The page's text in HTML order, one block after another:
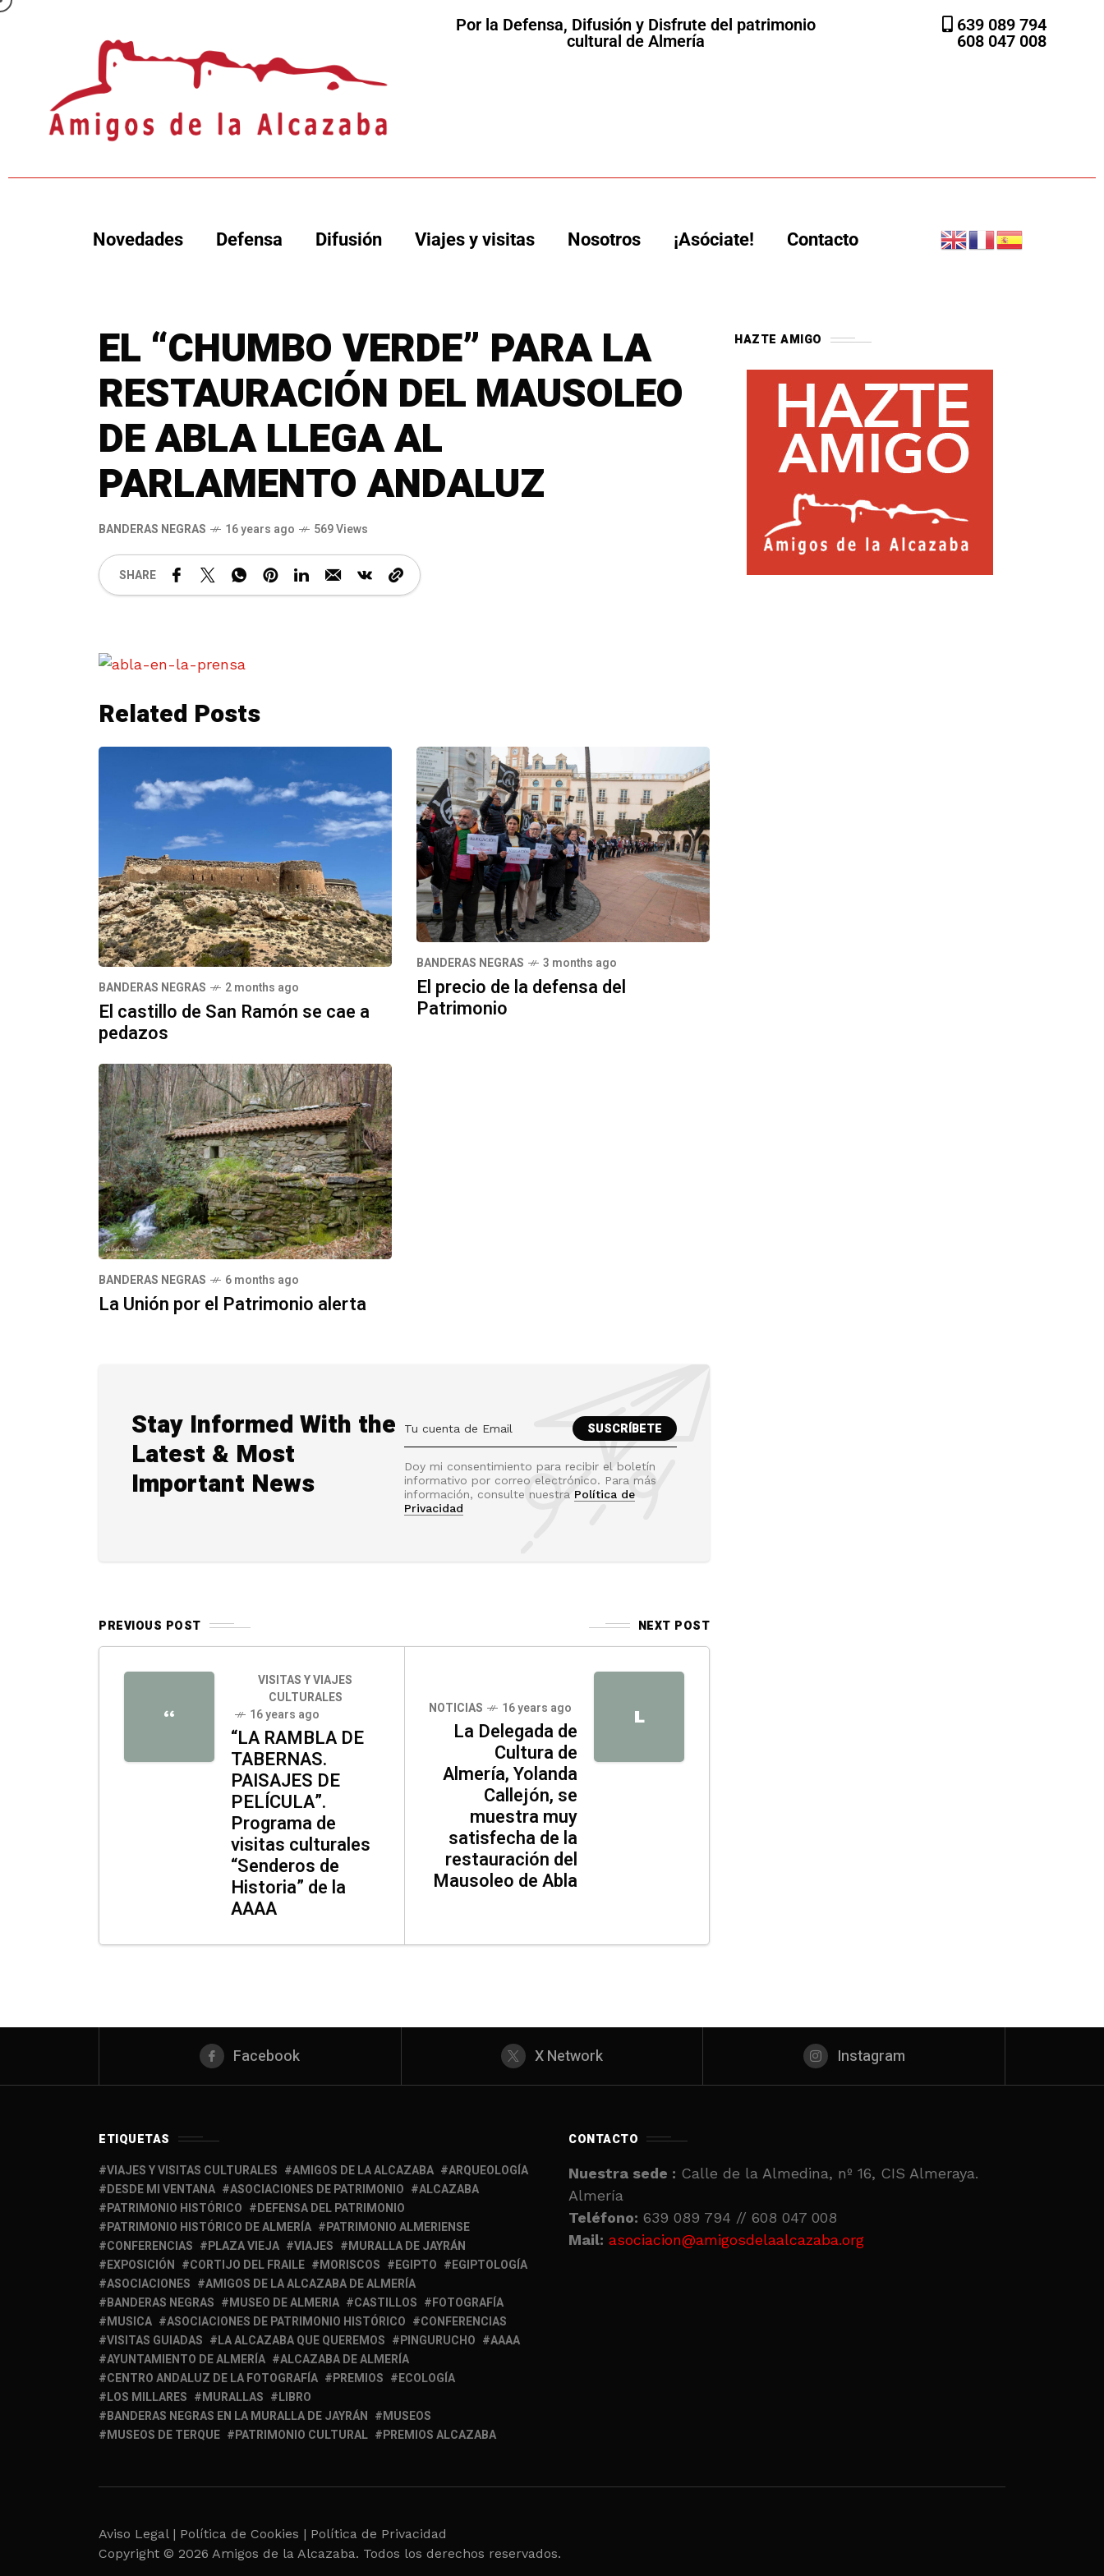
Por la Defensa, Difusión y Disfrute del patrimonio
cultural de Almería
639 089 794
608 047 008
Novedades Defensa Difusión Viajes y visitas Nosotros ¡Asóciate! Contacto
EL “CHUMBO VERDE” PARA LA
RESTAURACIÓN DEL MAUSOLEO
DE ABLA LLEGA AL
PARLAMENTO ANDALUZ
BANDERAS NEGRAS 16 years ago 569 Views
SHARE
Related Posts
BANDERAS NEGRAS 2 months ago
El castillo de San Ramón se cae a
pedazos
BANDERAS NEGRAS 3 months ago
El precio de la defensa del
Patrimonio
BANDERAS NEGRAS 6 months ago
La Unión por el Patrimonio alerta
Stay Informed With the
Latest & Most
Important News
Doy mi consentimiento para recibir el boletín
informativo por correo electrónico. Para más
información, consulte nuestra Política de
Privacidad
PREVIOUS POST NEXT POST
“
VISITAS Y VIAJES
CULTURALES
16 years ago
“LA RAMBLA DE
TABERNAS.
PAISAJES DE
PELÍCULA”.
Programa de
visitas culturales
“Senderos de
Historia” de la
AAAA
L
NOTICIAS 16 years ago
La Delegada de
Cultura de
Almería, Yolanda
Callejón, se
muestra muy
satisfecha de la
restauración del
Mausoleo de Abla
HAZTE AMIGO
Facebook X Network Instagram
ETIQUETAS
VIAJES Y VISITAS CULTURALES
AMIGOS DE LA ALCAZABA
ARQUEOLOGÍA
DESDE MI VENTANA
ASOCIACIONES DE PATRIMONIO
ALCAZABA
PATRIMONIO HISTÓRICO
DEFENSA DEL PATRIMONIO
PATRIMONIO HISTÓRICO DE ALMERÍA
PATRIMONIO ALMERIENSE
CONFERENCIAS
PLAZA VIEJA VIAJES
MURALLA DE JAYRÁN
EXPOSICIÓN
CORTIJO DEL FRAILE MORISCOS EGIPTO
EGIPTOLOGÍA
ASOCIACIONES
AMIGOS DE LA ALCAZABA DE ALMERÍA
BANDERAS NEGRAS
MUSEO DE ALMERIA CASTILLOS
FOTOGRAFÍA
MUSICA
ASOCIACIONES DE PATRIMONIO HISTÓRICO
CONFERENCIAS
VISITAS GUIADAS
LA ALCAZABA QUE QUEREMOS PINGURUCHO
AAAA
AYUNTAMIENTO DE ALMERÍA
ALCAZABA DE ALMERÍA
CENTRO ANDALUZ DE LA FOTOGRAFÍA
PREMIOS
ECOLOGÍA
LOS MILLARES
MURALLAS
LIBRO
BANDERAS NEGRAS EN LA MURALLA DE JAYRÁN
MUSEOS
MUSEOS DE TERQUE
PATRIMONIO CULTURAL PREMIOS ALCAZABA
CONTACTO
Nuestra sede : Calle de la Almedina, nº 16, CIS Almeraya.
Almería
Teléfono: 639 089 794 // 608 047 008
Mail: asociacion@amigosdelaalcazaba.org
Aviso Legal | Política de Cookies | Política de Privacidad
Copyright © 2026 Amigos de la Alcazaba. Todos los derechos reservados.